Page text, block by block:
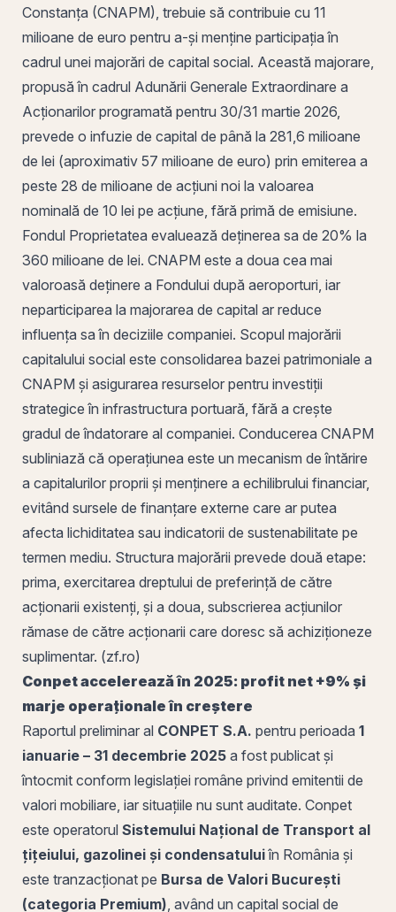
Constanța (CNAPM), trebuie să contribuie cu 11
milioane de euro pentru a-și menține participația în
cadrul unei majorări de capital social. Această majorare,
propusă în cadrul Adunării Generale Extraordinare a
Acționarilor programată pentru 30/31 martie 2026,
prevede o infuzie de capital de până la 281,6 milioane
de lei (aproximativ 57 milioane de euro) prin emiterea a
peste 28 de milioane de acțiuni noi la valoarea
nominală de 10 lei pe acțiune, fără primă de emisiune.
Fondul Proprietatea evaluează deținerea sa de 20% la
360 milioane de lei. CNAPM este a doua cea mai
valoroasă deținere a Fondului după aeroporturi, iar
neparticiparea la majorarea de capital ar reduce
influența sa în deciziile companiei. Scopul majorării
capitalului social este consolidarea bazei patrimoniale a
CNAPM și asigurarea resurselor pentru investiții
strategice în infrastructura portuară, fără a crește
gradul de îndatorare al companiei. Conducerea CNAPM
subliniază că operațiunea este un mecanism de întărire
a capitalurilor proprii și menținere a echilibrului financiar,
evitând sursele de finanțare externe care ar putea
afecta lichiditatea sau indicatorii de sustenabilitate pe
termen mediu. Structura majorării prevede două etape:
prima, exercitarea dreptului de preferință de către
acționarii existenți, și a doua, subscrierea acțiunilor
rămase de către acționarii care doresc să achiziționeze
suplimentar. (zf.ro)
Conpet accelerează în 2025: profit net +9% și
marje operaționale în creștere
Raportul preliminar al CONPET S.A. pentru perioada 1
ianuarie – 31 decembrie 2025 a fost publicat și
întocmit conform legislației române privind emitentii de
valori mobiliare, iar situațiile nu sunt auditate. Conpet
este operatorul Sistemului Național de Transport al
țițeiului, gazolinei și condensatuluiîn România și
este tranzacționat pe Bursa de Valori București
(categoria Premium), având un capital social de